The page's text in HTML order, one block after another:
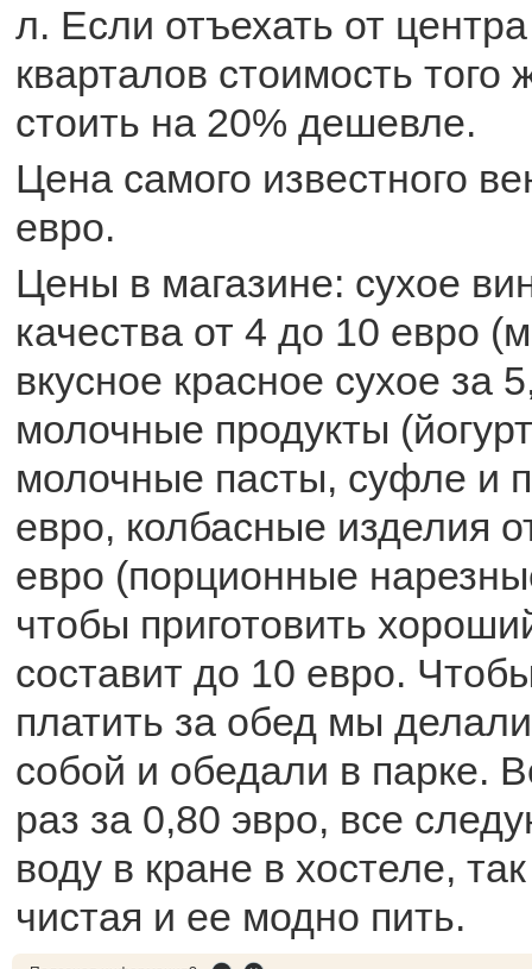
л. Если отъехать от
кварталов стоимость того
стоить на 20% дешевле.
Цена самого известного
евро.
Цены в магазине: сухое
качества от 4 до 10 евро
вкусное красное сухое за
молочные продукты
молочные пасты, суфле и
евро, колбасные изделия
евро (порционные
чтобы приготовить
составит до 10 евро.
платить за обед мы
собой и обедали в парке.
раз за 0,80 эвро, все
воду в кране в хостеле,
чистая и ее модно пить.